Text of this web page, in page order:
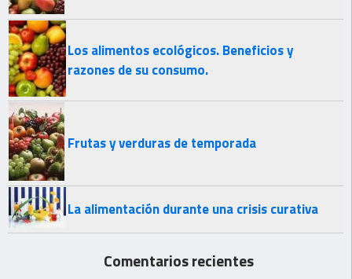
Los alimentos ecológicos. Beneficios y
razones de su consumo.
Frutas y verduras de temporada
La alimentación durante una crisis curativa
Comentarios recientes